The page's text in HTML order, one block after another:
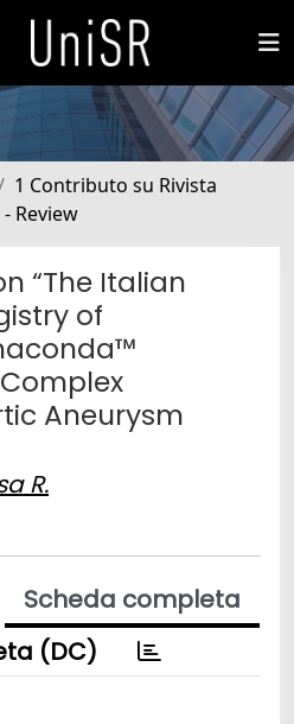
1 Contributo su Rivista
Review
“The Italian
of
Aneurysm
R.
Scheda completa
(DC)